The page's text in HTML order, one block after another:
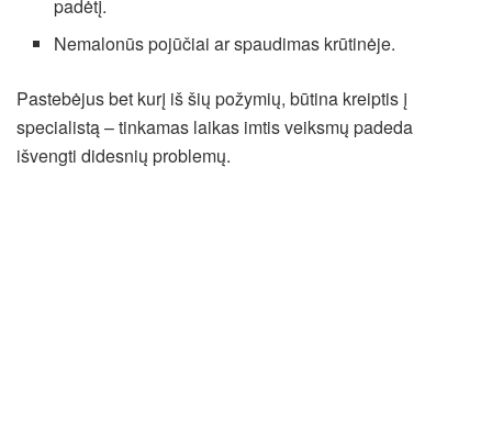
padėtį.
Nemalonūs pojūčiai ar spaudimas krūtinėje.
Pastebėjus bet kurį iš šių požymių, būtina kreiptis į
specialistą – tinkamas laikas imtis veiksmų padeda
išvengti didesnių problemų.